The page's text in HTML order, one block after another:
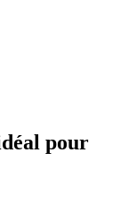
pour